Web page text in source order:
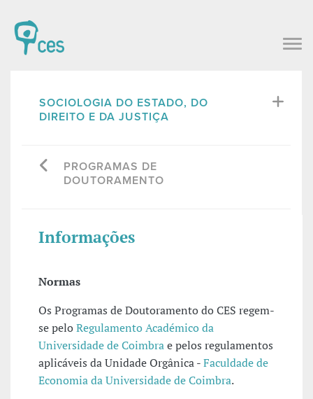
SOCIOLOGIA DO ESTADO, DO
DIREITO E DA JUSTIÇA
PROGRAMAS DE
DOUTORAMENTO
Informações
Normas
Os Programas de Doutoramento do CES regem-
se peloRegulamento Académico da
Universidade de Coimbrae pelos regulamentos
aplicáveis da Unidade Orgânica -Faculdade de
Economia da Universidade de Coimbra.